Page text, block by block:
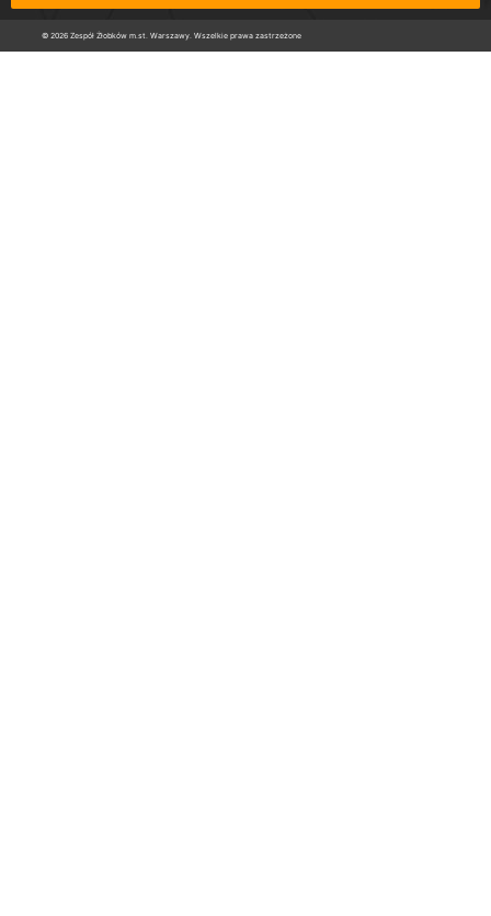
© 2026 Zespół Żłobków m.st. Warszawy. Wszelkie prawa zastrzeżone